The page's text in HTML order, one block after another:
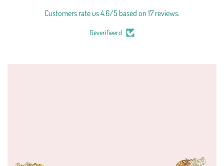
Customers rate us 4.6/5 based on 17 reviews.
Geverifieerd